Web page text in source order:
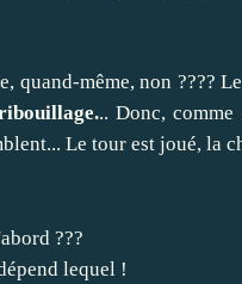
quand-même, non ????
.. Donc,
Le tour est joué, la
???
lequel !